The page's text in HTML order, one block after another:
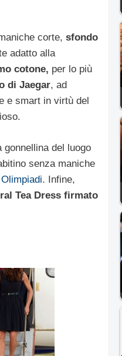
corte, sfondo
adatto alla
cotone, per lo più
di Jaegar, ad
e smart in virtù del
del luogo
senza maniche
Olimpiadi. Infine,
Tea Dress firmato